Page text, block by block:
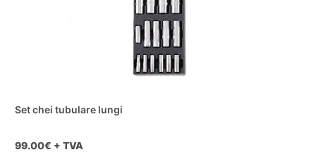
Set chei tubulare lungi
99.00€ + TVA